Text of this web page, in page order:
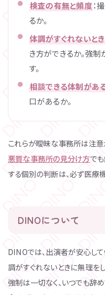
検査の有無と頻度：
るか。
体調がすぐれないと
き方ができるか。強
す。
相談できる体制があ
口があるか。
これらが曖昧な事務所は注
悪質な事務所の見分け方で
する個別の判断は、必ず医療
DINOについて
DINOでは、出演者が安心し
調がすぐれないときに無理を
強制は一切なく、いつでも辞